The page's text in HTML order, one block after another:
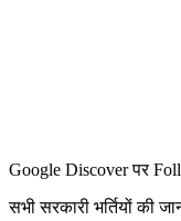
Google Discover पर
सभी सरकारी भर्तियों की